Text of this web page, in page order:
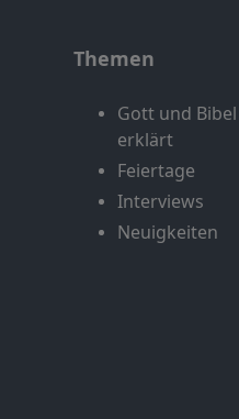
Themen
Gott und Bibel
erklärt
Feiertage
Interviews
Neuigkeiten